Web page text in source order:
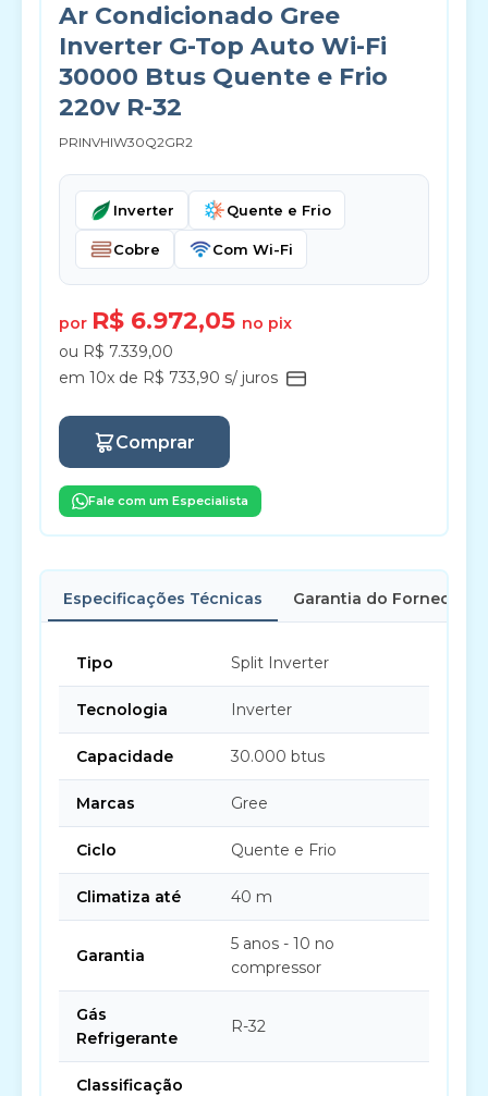
Ar Condicionado Gree
Inverter G-Top Auto Wi-Fi
30000 Btus Quente e Frio
220v R-32
PRINVHIW30Q2GR2
Inverter Quente e Frio
Cobre Com Wi-Fi
por R$ 6.972,05 no pix
ou R$ 7.339,00
em 10x de R$ 733,90 s/ juros
Comprar
Fale com um Especialista
Especificações Técnicas Garantia do Fornecedor
Tipo Split Inverter
Tecnologia Inverter
Capacidade 30.000 btus
Marcas Gree
Ciclo Quente e Frio
Climatiza até 40 m
Garantia
5 anos - 10 no
compressor
Gás
Refrigerante
R-32
Classificação